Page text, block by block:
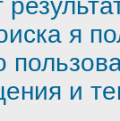
я
и